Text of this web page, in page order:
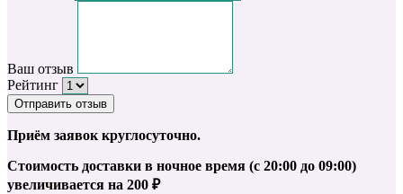
Ваш отзыв
Рейтинг
Отправить отзыв
Приём заявок круглосуточно.
Стоимость доставки в ночное время (с 20:00 до 09:00)
увеличивается на 200 ₽